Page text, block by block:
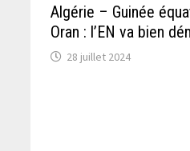
Algérie – Guinée
Oran : l’EN va bien
28 juillet 2024